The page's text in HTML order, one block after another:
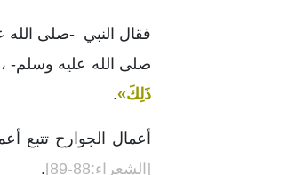
فقال النبي -صلى الله
صلى الله عليه وسلم-
ذَلِكَ».
أعمال الجوارح تتبع
[الشعراء:88-89]
.